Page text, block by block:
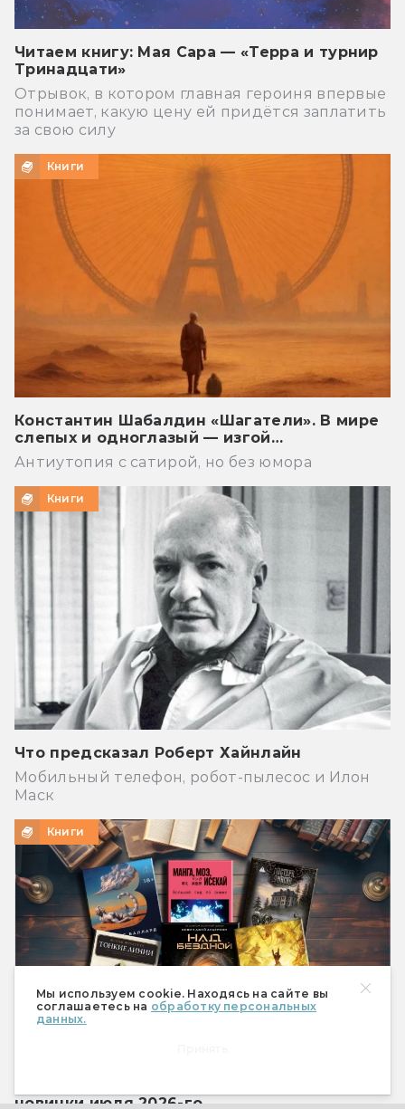
Мы используем cookie. Находясь на сайте вы
соглашаетесь на обработку персональных
данных.
Читаем книгу: Мая Сара — «Терра и турнир
Тринадцати»
Отрывок, в котором главная героиня впервые
понимает, какую цену ей придётся заплатить
за свою силу
Книги
Константин Шабалдин «Шагатели». В мире
слепых и одноглазый — изгой…
Антиутопия с сатирой, но без юмора
Книги
Что предсказал Роберт Хайнлайн
Мобильный телефон, робот-пылесос и Илон
Маск
Книги
новинки июля 2026-го